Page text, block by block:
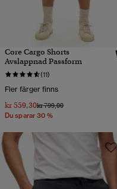
Core Cargo Shorts
Avslappnad Passform
(11)
Fler färger finns
kr 559,30Pris reducerat från
kr 799,00till
Du sparar 30 %